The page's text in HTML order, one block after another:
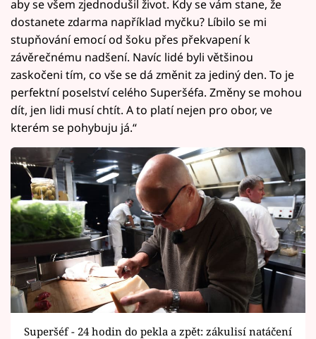
aby se všem zjednodušil život. Kdy se vám stane, že
dostanete zdarma například myčku? Líbilo se mi
stupňování emocí od šoku přes překvapení k
závěrečnému nadšení. Navíc lidé byli většinou
zaskočeni tím, co vše se dá změnit za jediný den. To je
perfektní poselství celého Superšéfa. Změny se mohou
dít, jen lidi musí chtít. A to platí nejen pro obor, ve
kterém se pohybuju já.“
Superšéf - 24 hodin do pekla a zpět: zákulisí natáčení